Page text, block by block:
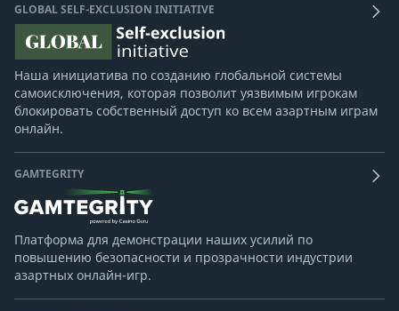
GLOBAL SELF-EXCLUSION INITIATIVE
Наша инициатива по созданию глобальной системы
самоисключения, которая позволит уязвимым игрокам
блокировать собственный доступ ко всем азартным играм
онлайн.
GAMTEGRITY
Платформа для демонстрации наших усилий по
повышению безопасности и прозрачности индустрии
азартных онлайн-игр.